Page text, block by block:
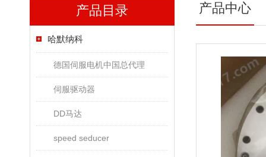
产品目录
哈默纳科
德国伺服电机中国总代理
伺服驱动器
DD马达
speed seducer
产品中心